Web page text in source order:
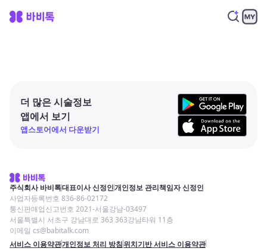
더 많은 시술정보
앱에서 보기
앱스토어에서 다운받기
주식회사 바비톡대표이사 신정인개인정보 관리책임자 신정인
사업자등록번호 836-86-02172
통신판매업신고번호 2021-서울강남-03497
서울특별시 서초구 강남대로 363 363강남타워 11층
이메일 cs@babitalk.com
서비스 이용약관개인정보 처리 방침위치기반 서비스 이용약관